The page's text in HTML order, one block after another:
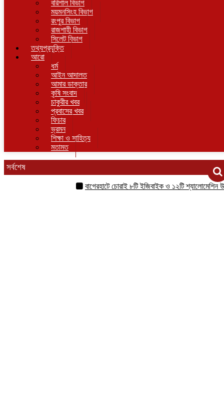
বরিশাল বিভাগ
ময়মনসিংহ বিভাগ
রংপুর বিভাগ
রাজশাহী বিভাগ
সিলেট বিভাগ
তথ্যপ্রযুক্তি
আরো
ধর্ম
আইন আদালত
আমার ডাক্তার
কৃষি সংবাদ
চাকুরীর খবর
প্রবাসের খবর
ফিচার
ভ্রমন
শিক্ষা ও সাহিত্য
মতামত
সর্বশেষ
বাগেরহাটে চোরাই ৮টি ইজিবাইক ও ১২টি শ্যালোমেশিন উদ্ধার,